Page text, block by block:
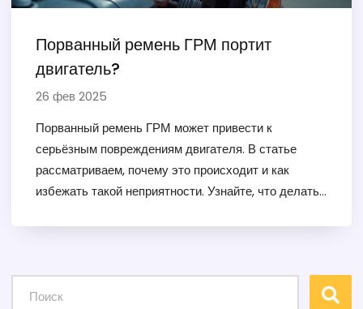
Порванный ремень ГРМ портит
двигатель?
26 фев 2025
Порванный ремень ГРМ может привести к
серьёзным повреждениям двигателя. В статье
рассматриваем, почему это происходит и как
избежать такой неприятности. Узнайте, что делать,
в отличном состоянии.